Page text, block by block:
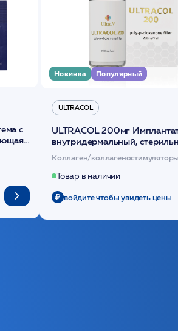
с
Новинка Популярный
ULTRACOL
ULTRACOL 200мг
внутридермальный,
основе полидиоксанона /
Коллаген/коллагеностимуляторы
Товар в наличии
войдите чтобы увидеть цены